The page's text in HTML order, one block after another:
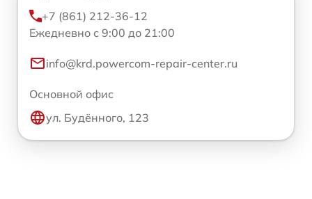
+7 (861) 212-36-12
Ежедневно с 9:00 до 21:00
info@krd.powercom-repair-center.ru
Основной офис
ул. Будённого, 123